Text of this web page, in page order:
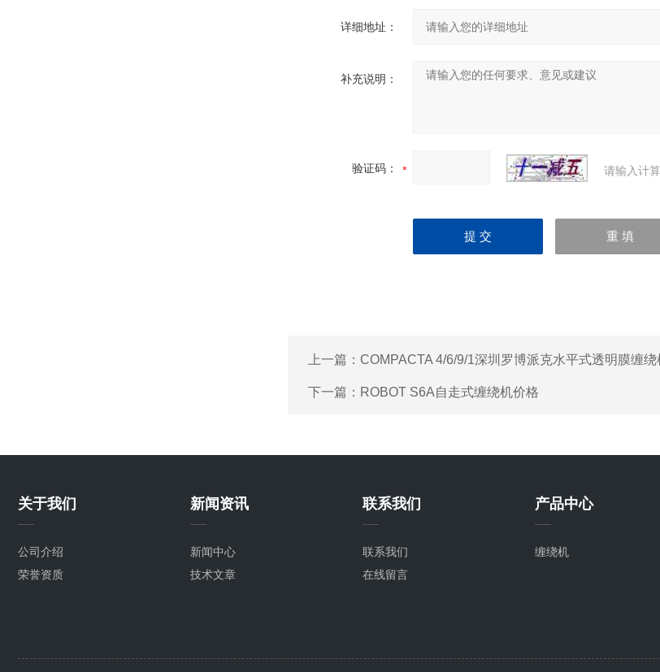
详细地址：
补充说明：
验证码： 请输入计
上一篇： COMPACTA 4/6/9/1深圳罗博派克水平式透明膜缠
下一篇： ROBOT S6A自走式缠绕机价格
关于我们
公司介绍
荣誉资质
新闻资讯
新闻中心
技术文章
联系我们
联系我们
在线留言
产品中心
缠绕机